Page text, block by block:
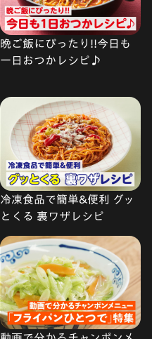
晩ご飯にぴったり!!今日も
一日おつかレシピ♪
冷凍食品で簡単&便利 グッ
とくる 裏ワザレシピ